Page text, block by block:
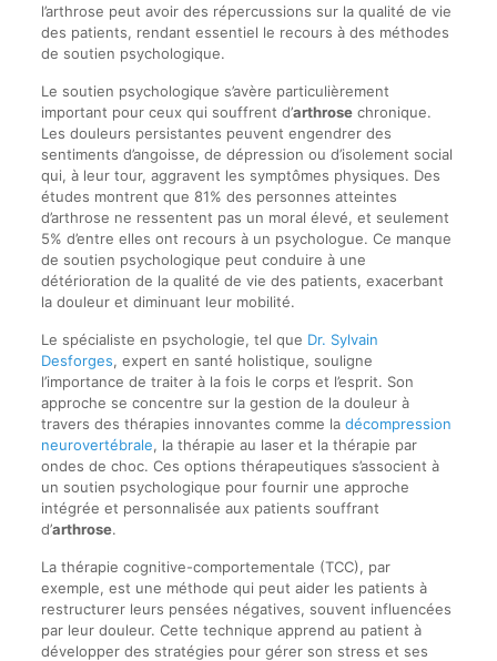
l’arthrose peut avoir des répercussions sur la qualité de vie
des patients, rendant essentiel le recours à des méthodes
de soutien psychologique.
Le soutien psychologique s’avère particulièrement
important pour ceux qui souffrent d’arthrosechronique.
Les douleurs persistantes peuvent engendrer des
sentiments d’angoisse, de dépression ou d’isolement social
qui, à leur tour, aggravent les symptômes physiques. Des
études montrent que 81% des personnes atteintes
d’arthrose ne ressentent pas un moral élevé, et seulement
5% d’entre elles ont recours à un psychologue. Ce manque
de soutien psychologique peut conduire à une
détérioration de la qualité de vie des patients, exacerbant
la douleur et diminuant leur mobilité.
Le spécialiste en psychologie, tel que Dr. Sylvain
Desforges, expert en santé holistique, souligne
l’importance de traiter à la fois le corps et l’esprit. Son
approche se concentre sur la gestion de la douleur à
travers des thérapies innovantes comme la décompression
neurovertébrale, la thérapie au laser et la thérapie par
ondes de choc. Ces options thérapeutiques s’associent à
un soutien psychologique pour fournir une approche
intégrée et personnalisée aux patients souffrant
d’arthrose.
La thérapie cognitive-comportementale (TCC), par
exemple, est une méthode qui peut aider les patients à
restructurer leurs pensées négatives, souvent influencées
par leur douleur. Cette technique apprend au patient à
développer des stratégies pour gérer son stress et ses